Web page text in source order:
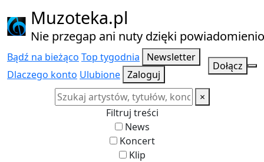
Muzoteka.pl
Nie przegap ani nuty dzięki
Bądź na bieżąco Top tygodnia
Newsletter
Dlaczego konto Ulubione Zaloguj
Dołącz
×
Filtruj treści
News
Koncert
Klip